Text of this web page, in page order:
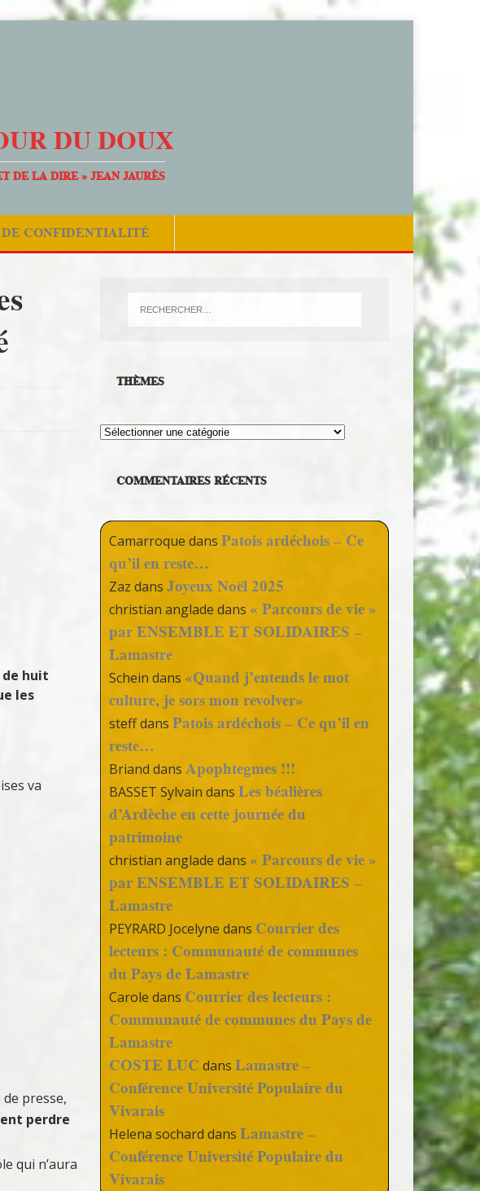
DU DOUX
DE LA DIRE » JEAN JAURÈS
CONFIDENTIALITÉ
de huit
les
va
presse,
perdre
qui n’aura
THÈMES
Thèmes
COMMENTAIRES RÉCENTS
Camarroque dansPatois ardéchois – Ce
qu’il en reste…
Zaz dansJoyeux Noël 2025
christian anglade dans « Parcours de vie »
par ENSEMBLE ET SOLIDAIRES –
Lamastre
Schein dans «Quand j’entends le mot
culture, je sors mon revolver»
steffdansPatois ardéchois – Ce qu’il en
reste…
Briand dansApophtegmes !!!
BASSET Sylvain dansLes béalières
d’Ardèche en cette journée du
patrimoine
christian anglade dans « Parcours de vie »
par ENSEMBLE ET SOLIDAIRES –
Lamastre
PEYRARD Jocelyne dans Courrier des
lecteurs : Communauté de communes
du Pays de Lamastre
Carole dans Courrier des lecteurs :
Communauté de communes du Pays de
Lamastre
COSTE LUC dansLamastre –
Conférence Université Populaire du
Vivarais
Helena sochard dansLamastre –
Conférence Université Populaire du
Vivarais